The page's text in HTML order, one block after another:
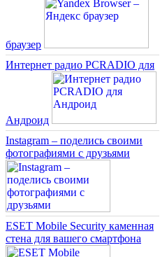
браузер
Интернет радио PCRADIO для
Андроид
Instagram – поделись своими
фотографиями с друзьями
ESET Mobile Security каменная
стена для вашего смартфона